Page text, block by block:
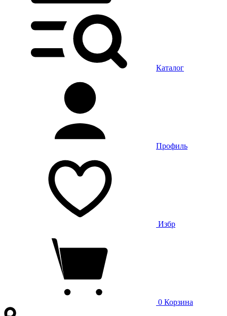
Каталог
Профиль
Избр
0 Корзина